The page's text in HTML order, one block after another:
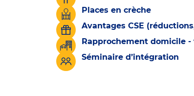
Places en crèche
Avantages CSE
Rapprochement domicile -
Séminaire d’intégration